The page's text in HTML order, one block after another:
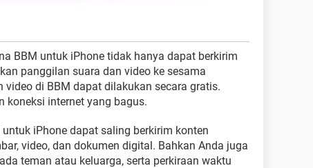
BBM untuk iPhone tidak hanya dapat berkirim
panggilan suara dan video ke sesama
video di BBM dapat dilakukan secara gratis.
koneksi internet yang bagus.
untuk iPhone dapat saling berkirim konten
video, dan dokumen digital. Bahkan Anda juga
teman atau keluarga, serta perkiraan waktu